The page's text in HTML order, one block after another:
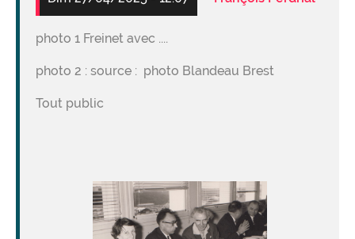
photo 1 Freinet avec ....
photo 2 : source : photo Blandeau Brest
Tout public
Image